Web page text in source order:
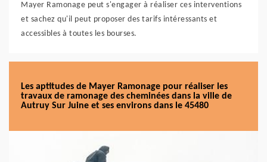
Mayer Ramonage peut s'engager à réaliser ces interventions
et sachez qu'il peut proposer des tarifs intéressants et
accessibles à toutes les bourses.
Les aptitudes de Mayer Ramonage pour réaliser les
travaux de ramonage des cheminées dans la ville de
Autruy Sur Juine et ses environs dans le 45480